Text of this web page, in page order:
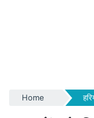
Home